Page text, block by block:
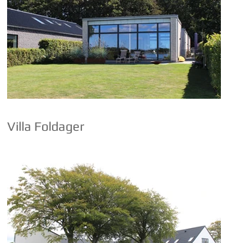
Villa Foldager